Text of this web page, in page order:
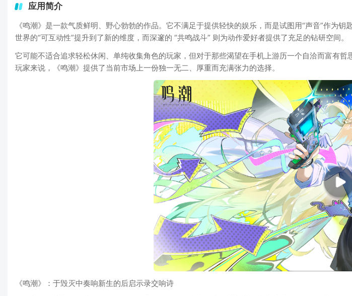
应用简介
《鸣潮》是一款气质鲜明、野心勃勃的作品。它不满足于提供轻快的娱乐，而是试图用“声音”作为
世界的“可互动性”提升到了新的维度，而深邃的 “共鸣战斗” 则为动作爱好者提供了充足的钻研空间。
它可能不适合追求轻松休闲、单纯收集角色的玩家，但对于那些渴望在手机上游历一个自洽而富有
玩家来说，《鸣潮》提供了当前市场上一份独一无二、厚重而充满张力的选择。
《鸣潮》：于毁灭中奏响新生的后启示录交响诗